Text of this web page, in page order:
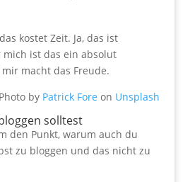
kostet Zeit. Ja, das ist
ist das ein absolut
macht das Freude.
Photo by Patrick Fore on Unsplash
solltest
den Punkt, warum auch du
zu bloggen und das nicht zu